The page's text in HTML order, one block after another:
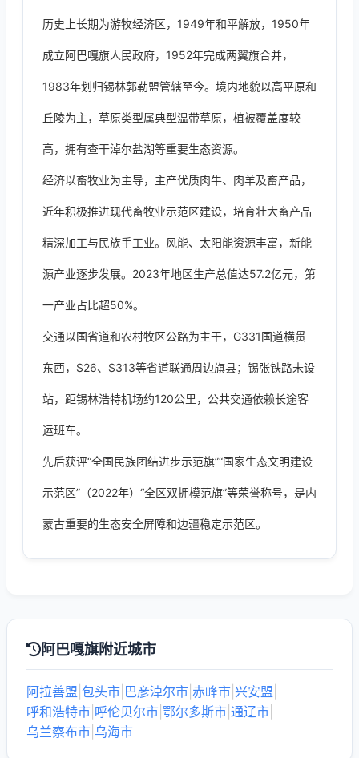
历史上长期为游牧经济区，1949年和平解放，1950年
成立阿巴嘎旗人民政府，1952年完成两翼旗合并，
1983年划归锡林郭勒盟管辖至今。境内地貌以高平原和
丘陵为主，草原类型属典型温带草原，植被覆盖度较
高，拥有查干淖尔盐湖等重要生态资源。
经济以畜牧业为主导，主产优质肉牛、肉羊及畜产品，
近年积极推进现代畜牧业示范区建设，培育壮大畜产品
精深加工与民族手工业。风能、太阳能资源丰富，新能
源产业逐步发展。2023年地区生产总值达57.2亿元，第
一产业占比超50%。
交通以国省道和农村牧区公路为主干，G331国道横贯
东西，S26、S313等省道联通周边旗县；锡张铁路未设
站，距锡林浩特机场约120公里，公共交通依赖长途客
运班车。
先后获评“全国民族团结进步示范旗”“国家生态文明建设
示范区”（2022年）“全区双拥模范旗”等荣誉称号，是内
蒙古重要的生态安全屏障和边疆稳定示范区。
阿巴嘎旗附近城市
阿拉善盟 包头市 巴彦淖尔市 赤峰市 兴安盟
呼和浩特市 呼伦贝尔市 鄂尔多斯市 通辽市
乌兰察布市 乌海市